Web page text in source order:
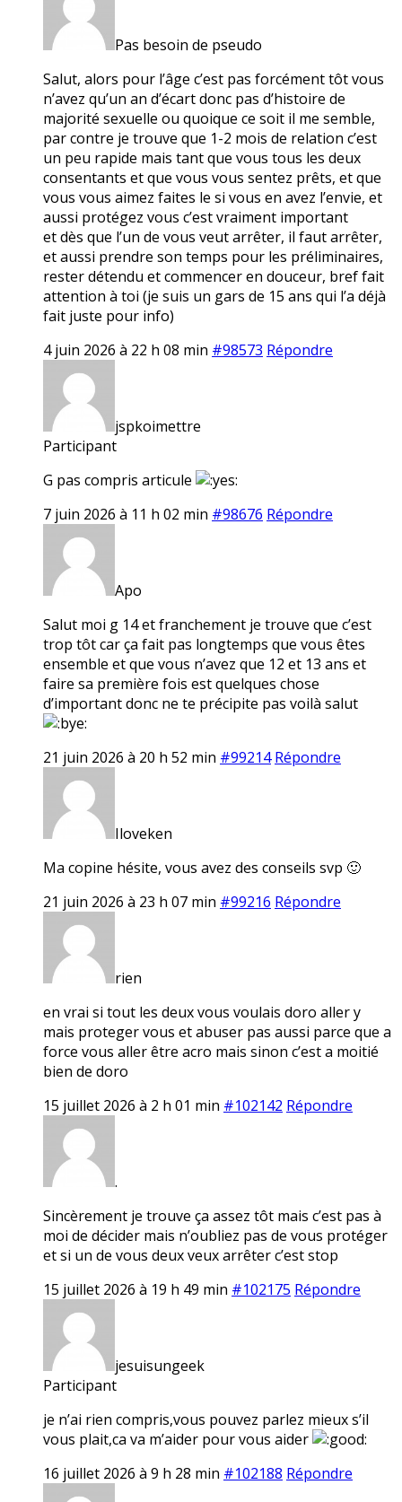
Pas besoin de pseudo
Salut, alors pour l’âge c’est pas forcément tôt vous
n’avez qu’un an d’écart donc pas d’histoire de
majorité sexuelle ou quoique ce soit il me semble,
par contre je trouve que 1-2 mois de relation c’est
un peu rapide mais tant que vous tous les deux
consentants et que vous vous sentez prêts, et que
vous vous aimez faites le si vous en avez l’envie, et
aussi protégez vous c’est vraiment important
et dès que l’un de vous veut arrêter, il faut arrêter,
et aussi prendre son temps pour les préliminaires,
rester détendu et commencer en douceur, bref fait
attention à toi (je suis un gars de 15 ans qui l’a déjà
fait juste pour info)
4 juin 2026 à 22 h 08 min #98573 Répondre
jspkoimettre
Participant
G pas compris articule
7 juin 2026 à 11 h 02 min #98676 Répondre
Apo
Salut moi g 14 et franchement je trouve que c’est
trop tôt car ça fait pas longtemps que vous êtes
ensemble et que vous n’avez que 12 et 13 ans et
faire sa première fois est quelques chose
d’important donc ne te précipite pas voilà salut
21 juin 2026 à 20 h 52 min #99214 Répondre
Iloveken
Ma copine hésite, vous avez des conseils svp 🙂
21 juin 2026 à 23 h 07 min #99216 Répondre
rien
en vrai si tout les deux vous voulais doro aller y
mais proteger vous et abuser pas aussi parce que a
force vous aller être acro mais sinon c’est a moitié
bien de doro
15 juillet 2026 à 2 h 01 min #102142 Répondre
.
Sincèrement je trouve ça assez tôt mais c’est pas à
moi de décider mais n’oubliez pas de vous protéger
et si un de vous deux veux arrêter c’est stop
15 juillet 2026 à 19 h 49 min #102175 Répondre
jesuisungeek
Participant
je n’ai rien compris,vous pouvez parlez mieux s’il
vous plait,ca va m’aider pour vous aider
16 juillet 2026 à 9 h 28 min #102188 Répondre